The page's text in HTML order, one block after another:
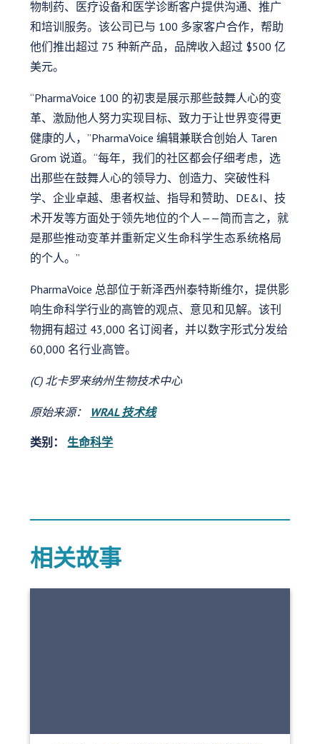
物制药、医疗设备和医学诊断客户提供沟通、推广
和培训服务。该公司已与 100 多家客户合作，帮助
他们推出超过 75 种新产品，品牌收入超过 $500 亿
美元。
“PharmaVoice 100 的初衷是展示那些鼓舞人心的变
革、激励他人努力实现目标、致力于让世界变得更
健康的人，”PharmaVoice 编辑兼联合创始人 Taren
Grom 说道。“每年，我们的社区都会仔细考虑，选
出那些在鼓舞人心的领导力、创造力、突破性科
学、企业卓越、患者权益、指导和赞助、DE&I、技
术开发等方面处于领先地位的个人——简而言之，就
是那些推动变革并重新定义生命科学生态系统格局
的个人。”
PharmaVoice 总部位于新泽西州泰特斯维尔，提供影
响生命科学行业的高管的观点、意见和见解。该刊
物拥有超过 43,000 名订阅者，并以数字形式分发给
60,000 名行业高管。
(C) 北卡罗来纳州生物技术中心
原始来源： WRAL 技术线
类别： 生命科学
相关故事